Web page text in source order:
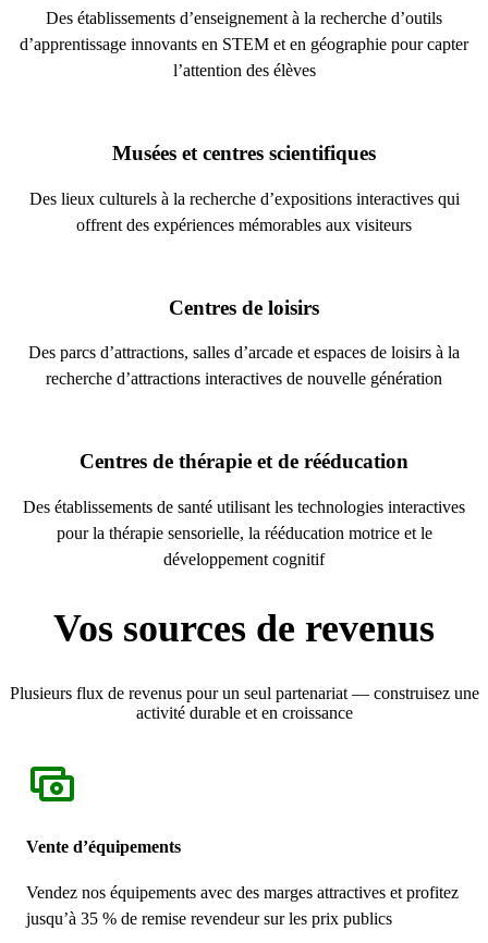
Des établissements d’enseignement à la recherche d’outils
d’apprentissage innovants en STEM et en géographie pour capter
l’attention des élèves
Musées et centres scientifiques
Des lieux culturels à la recherche d’expositions interactives qui
offrent des expériences mémorables aux visiteurs
Centres de loisirs
Des parcs d’attractions, salles d’arcade et espaces de loisirs à la
recherche d’attractions interactives de nouvelle génération
Centres de thérapie et de rééducation
Des établissements de santé utilisant les technologies interactives
pour la thérapie sensorielle, la rééducation motrice et le
développement cognitif
Vos sources de revenus
Plusieurs flux de revenus pour un seul partenariat — construisez une
activité durable et en croissance
Vente d’équipements
Vendez nos équipements avec des marges attractives et profitez
jusqu’à 35 % de remise revendeur sur les prix publics